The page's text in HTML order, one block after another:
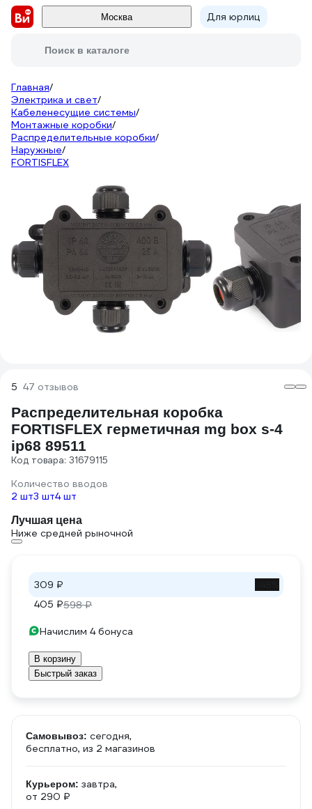
Москва Для юрлиц
Поиск в каталоге
Главная/
Электрика и свет/
Кабеленесущие системы/
Монтажные коробки/
Распределительные коробки/
Наружные/
FORTISFLEX
5 47 отзывов
Распределительная коробка
FORTISFLEX герметичная mg box s-4
ip68 89511
Код товара: 31679115
Количество вводов
2 шт3 шт4 шт
Лучшая цена
Ниже средней рыночной
309 ₽
405 ₽598 ₽
Начислим 4 бонуса
В корзину
Быстрый заказ
Самовывоз: сегодня,
бесплатно, из 2 магазинов
Курьером: завтра,
от 290 ₽